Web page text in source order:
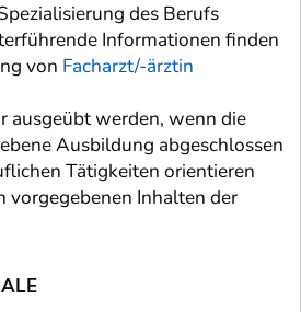
des Berufs
Informationen finden
von Facharzt/-ärztin
ausgeübt werden, wenn die
Ausbildung abgeschlossen
Tätigkeiten orientieren
vorgegebenen Inhalten der